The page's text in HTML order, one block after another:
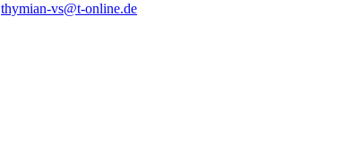
thymian-vs@t-online.de